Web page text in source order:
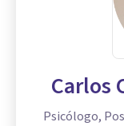
Carlos
Psicólogo,